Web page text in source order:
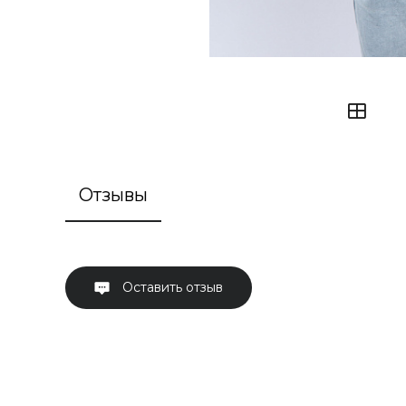
Отзывы
Оставить отзыв